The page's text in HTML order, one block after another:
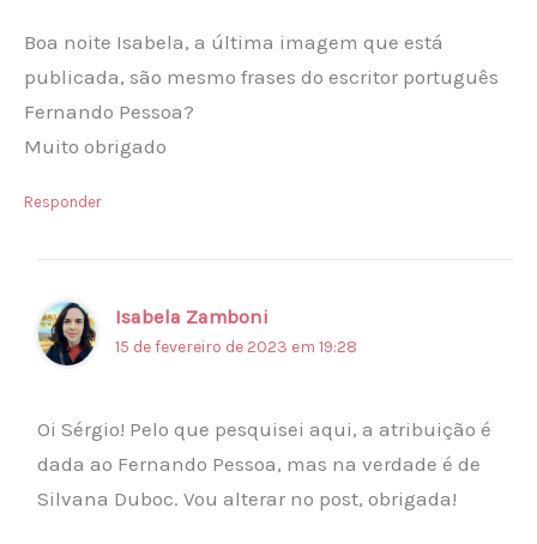
Boa noite Isabela, a última imagem que está
publicada, são mesmo frases do escritor português
Fernando Pessoa?
Muito obrigado
Responder
Isabela Zamboni
15 de fevereiro de 2023 em 19:28
Oi Sérgio! Pelo que pesquisei aqui, a atribuição é
dada ao Fernando Pessoa, mas na verdade é de
Silvana Duboc. Vou alterar no post, obrigada!